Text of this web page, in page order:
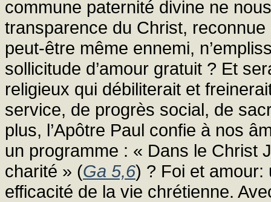
commune paternité divine ne
transparence du Christ,
peut-être même ennemi,
sollicitude d’amour gratuit ? Et
religieux qui débiliterait et
service, de progrès social, de
plus, l’Apôtre Paul confie à nos
un programme : « Dans le Christ
charité » (Ga 5,6) ? Foi et amour:
efficacité de la vie chrétienne.